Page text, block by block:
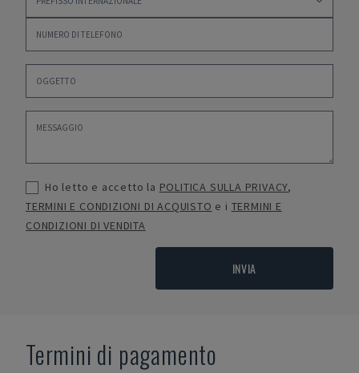
Ho letto e accetto la POLITICA SULLA PRIVACY,
TERMINI E CONDIZIONI DI ACQUISTO e i TERMINI E
CONDIZIONI DI VENDITA
INVIA
Termini di pagamento